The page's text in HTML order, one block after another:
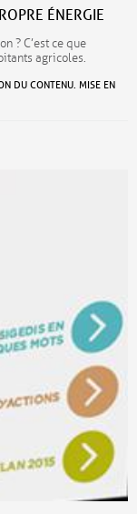
ÉNERGIE
? C’est ce que
agricoles.
DU CONTENU. MISE EN